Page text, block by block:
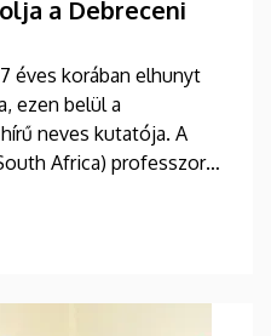
a Debreceni
éves korában elhunyt
ezen belül a
neves kutatója. A
Africa) professzorát
díszdoktorai sorába a